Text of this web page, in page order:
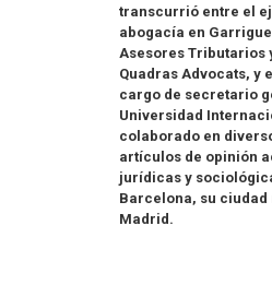
transcurrió entre el
abogacía en
Asesores Tributarios
Quadras Advocats, y
cargo de secretario
Universidad
colaborado en
artículos de opinión
jurídicas y
Barcelona, su ciudad
Madrid.